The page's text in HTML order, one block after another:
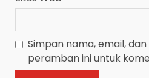
Simpan nama, email,
peramban ini untuk